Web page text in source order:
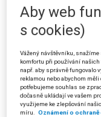
se platebních výměrů
žalobu zamítl. Tyto
měsíců.
Žalovaný
stížností v rozsahu
nákladech řízení (III.
otázku počátku běhu
zákona o DPH. Měl za
pokuty podle § 101h
Aby web
s cookies)
Vážený návštěvníku,
komfortu při používání
např. aby správně fungovalo
reklamou nebo abychom měli
potřebujeme souhlas se
dočasně ukládají ve vašem
využijeme ke zlepšování
míru.
Oznámení o